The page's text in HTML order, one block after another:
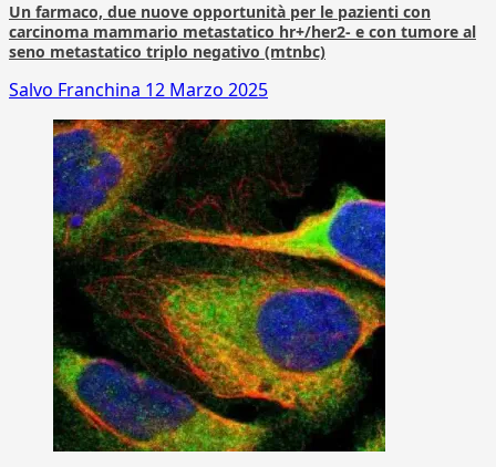
Un farmaco, due nuove opportunità per le pazienti con
carcinoma mammario metastatico hr+/her2- e con tumore al
seno metastatico triplo negativo (mtnbc)
Salvo Franchina 12 Marzo 2025